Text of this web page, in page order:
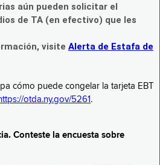
aún pueden solicitar el
de TA (en efectivo) que les
visite Alerta de Estafa de
cómo puede congelar la tarjeta EBT
otda.ny.gov/5261 .
Conteste la encuesta sobre